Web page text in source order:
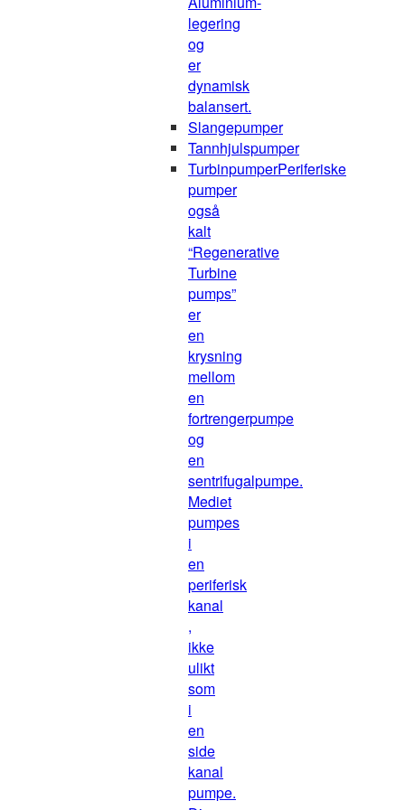
legering
og
er
dynamisk
balansert.
Slangepumper
Tannhjulspumper
TurbinpumperPeriferiske
pumper
også
kalt
“Regenerative
Turbine
pumps”
er
en
krysning
mellom
en
fortrengerpumpe
og
en
sentrifugalpumpe.
Mediet
pumpes
i
en
periferisk
kanal
,
ikke
ulikt
som
i
en
side
kanal
pumpe.